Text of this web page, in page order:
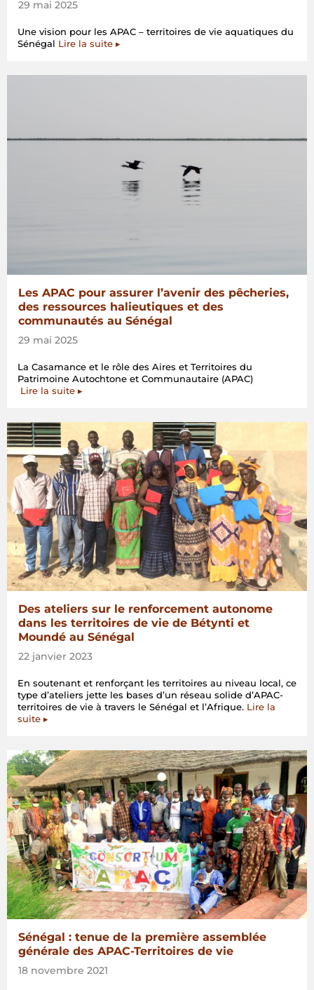
29 mai 2025
Une vision pour les APAC – territoires de vie aquatiques du
Sénégal Lire la suite ▸
Les APAC pour assurer l’avenir des pêcheries,
des ressources halieutiques et des
communautés au Sénégal
29 mai 2025
La Casamance et le rôle des Aires et Territoires du
Patrimoine Autochtone et Communautaire (APAC)
Lire la suite ▸
Des ateliers sur le renforcement autonome
dans les territoires de vie de Bétynti et
Moundé au Sénégal
22 janvier 2023
En soutenant et renforçant les territoires au niveau local, ce
type d’ateliers jette les bases d’un réseau solide d’APAC-
territoires de vie à travers le Sénégal et l’Afrique. Lire la
suite ▸
Sénégal : tenue de la première assemblée
générale des APAC-Territoires de vie
18 novembre 2021